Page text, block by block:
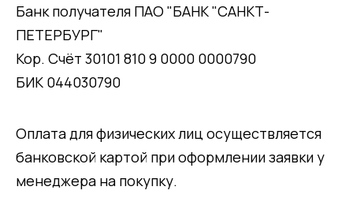
Банк получателя ПАО "БАНК "САНКТ-
ПЕТЕРБУРГ"
Кор. Счёт 30101 810 9 0000 0000790
БИК 044030790
Оплата для физических лиц осуществляется
банковской картой при оформлении заявки у
менеджера на покупку.